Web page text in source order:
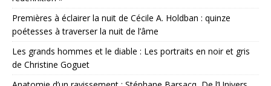
Premières à éclairer la nuit de Cécile A. Holdban : quinze
poétesses à traverser la nuit de l’âme
Les grands hommes et le diable : Les portraits en noir et gris
de Christine Goguet